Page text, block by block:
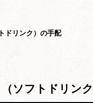
ドリンク）の手配
ソフトドリン